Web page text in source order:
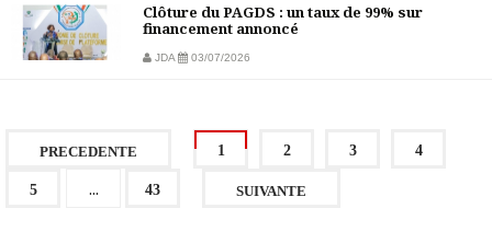
Clôture du PAGDS : un taux de 99% sur
financement annoncé
JDA 03/07/2026
PRECEDENTE 1 2 3 4
5 ... 43 SUIVANTE